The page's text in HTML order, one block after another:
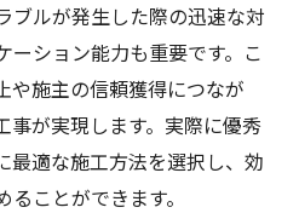
押さえるべきトレンド情
ストの審査で重視される要
防水工事の極意
ブルが発生した際の迅速な対
ーション能力も重要です。こ
や施主の信頼獲得につなが
事が実現します。実際に優秀
最適な施工方法を選択し、効
ことができます。